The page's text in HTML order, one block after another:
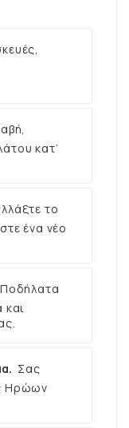
κατ’
το
ένα νέο
Ποδήλατα
και
Σας
Ηρώων